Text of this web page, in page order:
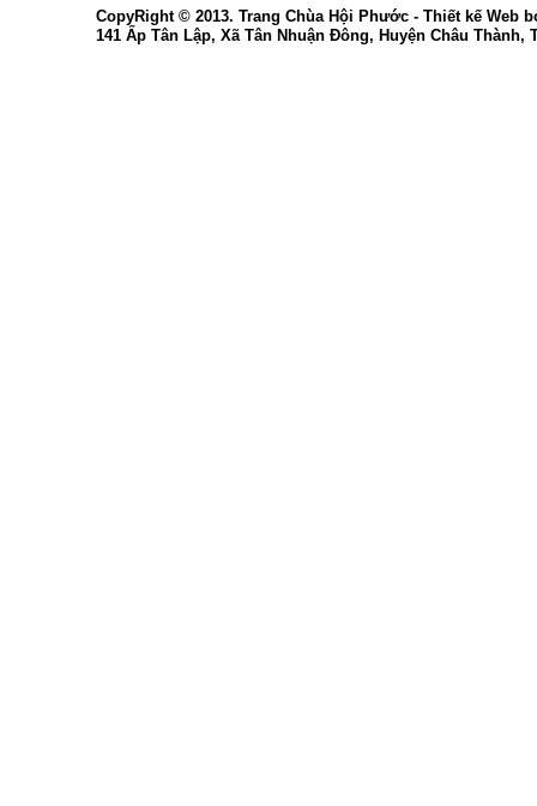
CopyRight © 2013. Trang Chùa Hội Phước - Thiết kế Web
141 Ấp Tân Lập, Xã Tân Nhuận Đông, Huyện Châu Thành,